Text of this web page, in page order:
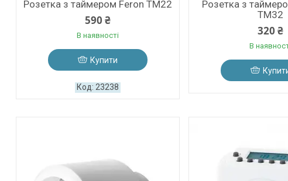
Розетка з таймером Feron TM22
590 ₴
В наявності
Купити
23238
Розетка з
TM32
320 ₴
В